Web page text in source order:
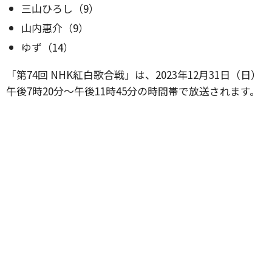
三山ひろし（9）
山内惠介（9）
ゆず（14）
「第74回 NHK紅白歌合戦」は、2023年12月31日（日）
午後7時20分〜午後11時45分の時間帯で放送されます。